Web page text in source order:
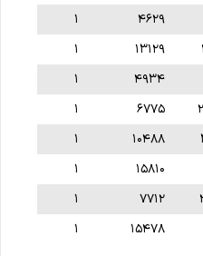
۴۶۲۹
۱۳۱۲۹
۴۹۳۴
۶۷۷۵
۱۰۴۸۸
۱۵۸۱۰
۷۷۱۲
۱۵۴۷۸